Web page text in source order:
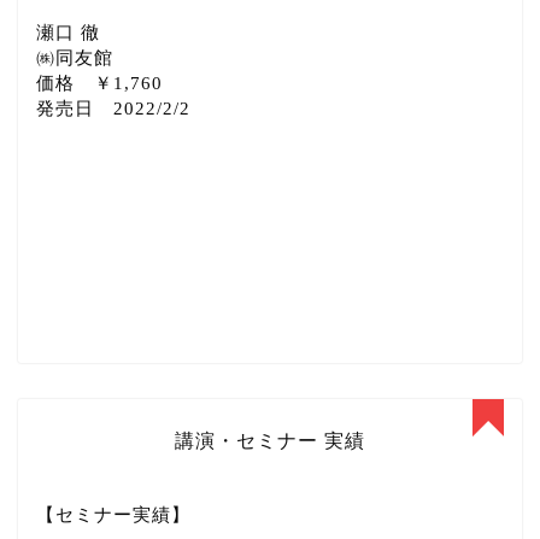
瀬口 徹
㈱同友館
価格 ￥1,760
発売日 2022/2/2
講演・セミナー 実績
【セミナー実績】